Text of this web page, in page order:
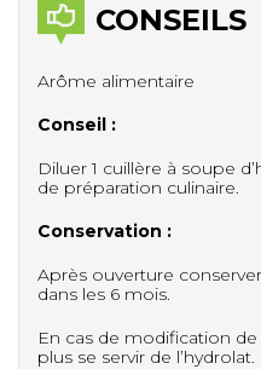
CONSEILS
Arôme alimentaire
Conseil :
Diluer 1 cuillère à soupe
de préparation culinaire.
Conservation :
Après ouverture
dans les 6 mois.
En cas de modification de
plus se servir de l’hydrolat.